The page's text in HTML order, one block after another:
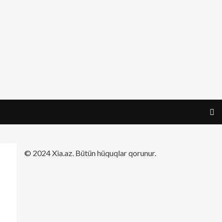
​© 2024 Xia.az. Bütün hüquqlar qorunur.